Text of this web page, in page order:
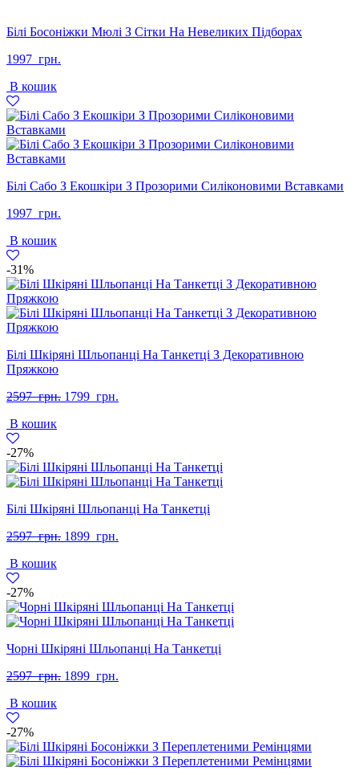
Білі Босоніжки Мюлі З Сітки На Невеликих Підборах
1997 грн.
В кошик
Білі Сабо З Екошкіри З Прозорими Силіконовими Вставками
1997 грн.
В кошик
-31%
Білі Шкіряні Шльопанці На Танкетці З Декоративною
Пряжкою
2597 грн. Оригінальна
1799 грн.
В кошик
-27%
Білі Шкіряні Шльопанці На Танкетці
2597 грн. Оригінальна
1899 грн.
В кошик
-27%
Чорні Шкіряні Шльопанці На Танкетці
2597 грн. Оригінальна
1899 грн.
В кошик
-27%